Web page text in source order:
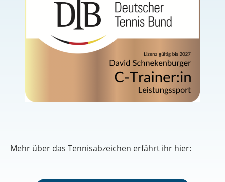
Mehr über das Tennisabzeichen erfährt ihr hier: